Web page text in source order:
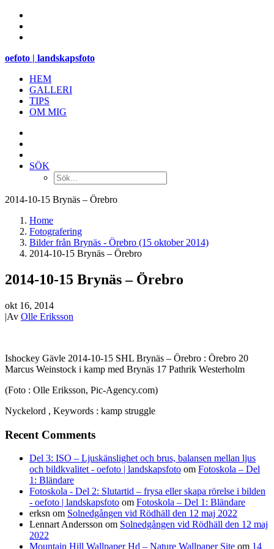
oefoto | landskapsfoto
HEM
GALLERI
TIPS
OM MIG
SÖK
2014-10-15 Brynäs – Örebro
Home
Fotografering
Bilder från Brynäs - Örebro (15 oktober 2014)
2014-10-15 Brynäs – Örebro
2014-10-15 Brynäs – Örebro
okt 16, 2014
|Av Olle Eriksson
Ishockey Gävle 2014-10-15 SHL Brynäs – Örebro : Örebro 20
Marcus Weinstock i kamp med Brynäs 17 Pathrik Westerholm
(Foto : Olle Eriksson, Pic-Agency.com)
Nyckelord , Keywords : kamp struggle
Recent Comments
Del 3: ISO – Ljuskänslighet och brus, balansen mellan ljus
och bildkvalitet - oefoto | landskapsfoto om Fotoskola – Del
1: Bländare
Fotoskola - Del 2: Slutartid – frysa eller skapa rörelse i bilden
- oefoto | landskapsfoto om Fotoskola – Del 1: Bländare
erksn om Solnedgången vid Rödhäll den 12 maj 2022
Lennart Andersson om Solnedgången vid Rödhäll den 12 maj
2022
Mountain Hill Wallpaper Hd – Nature Wallpaper Site om 14